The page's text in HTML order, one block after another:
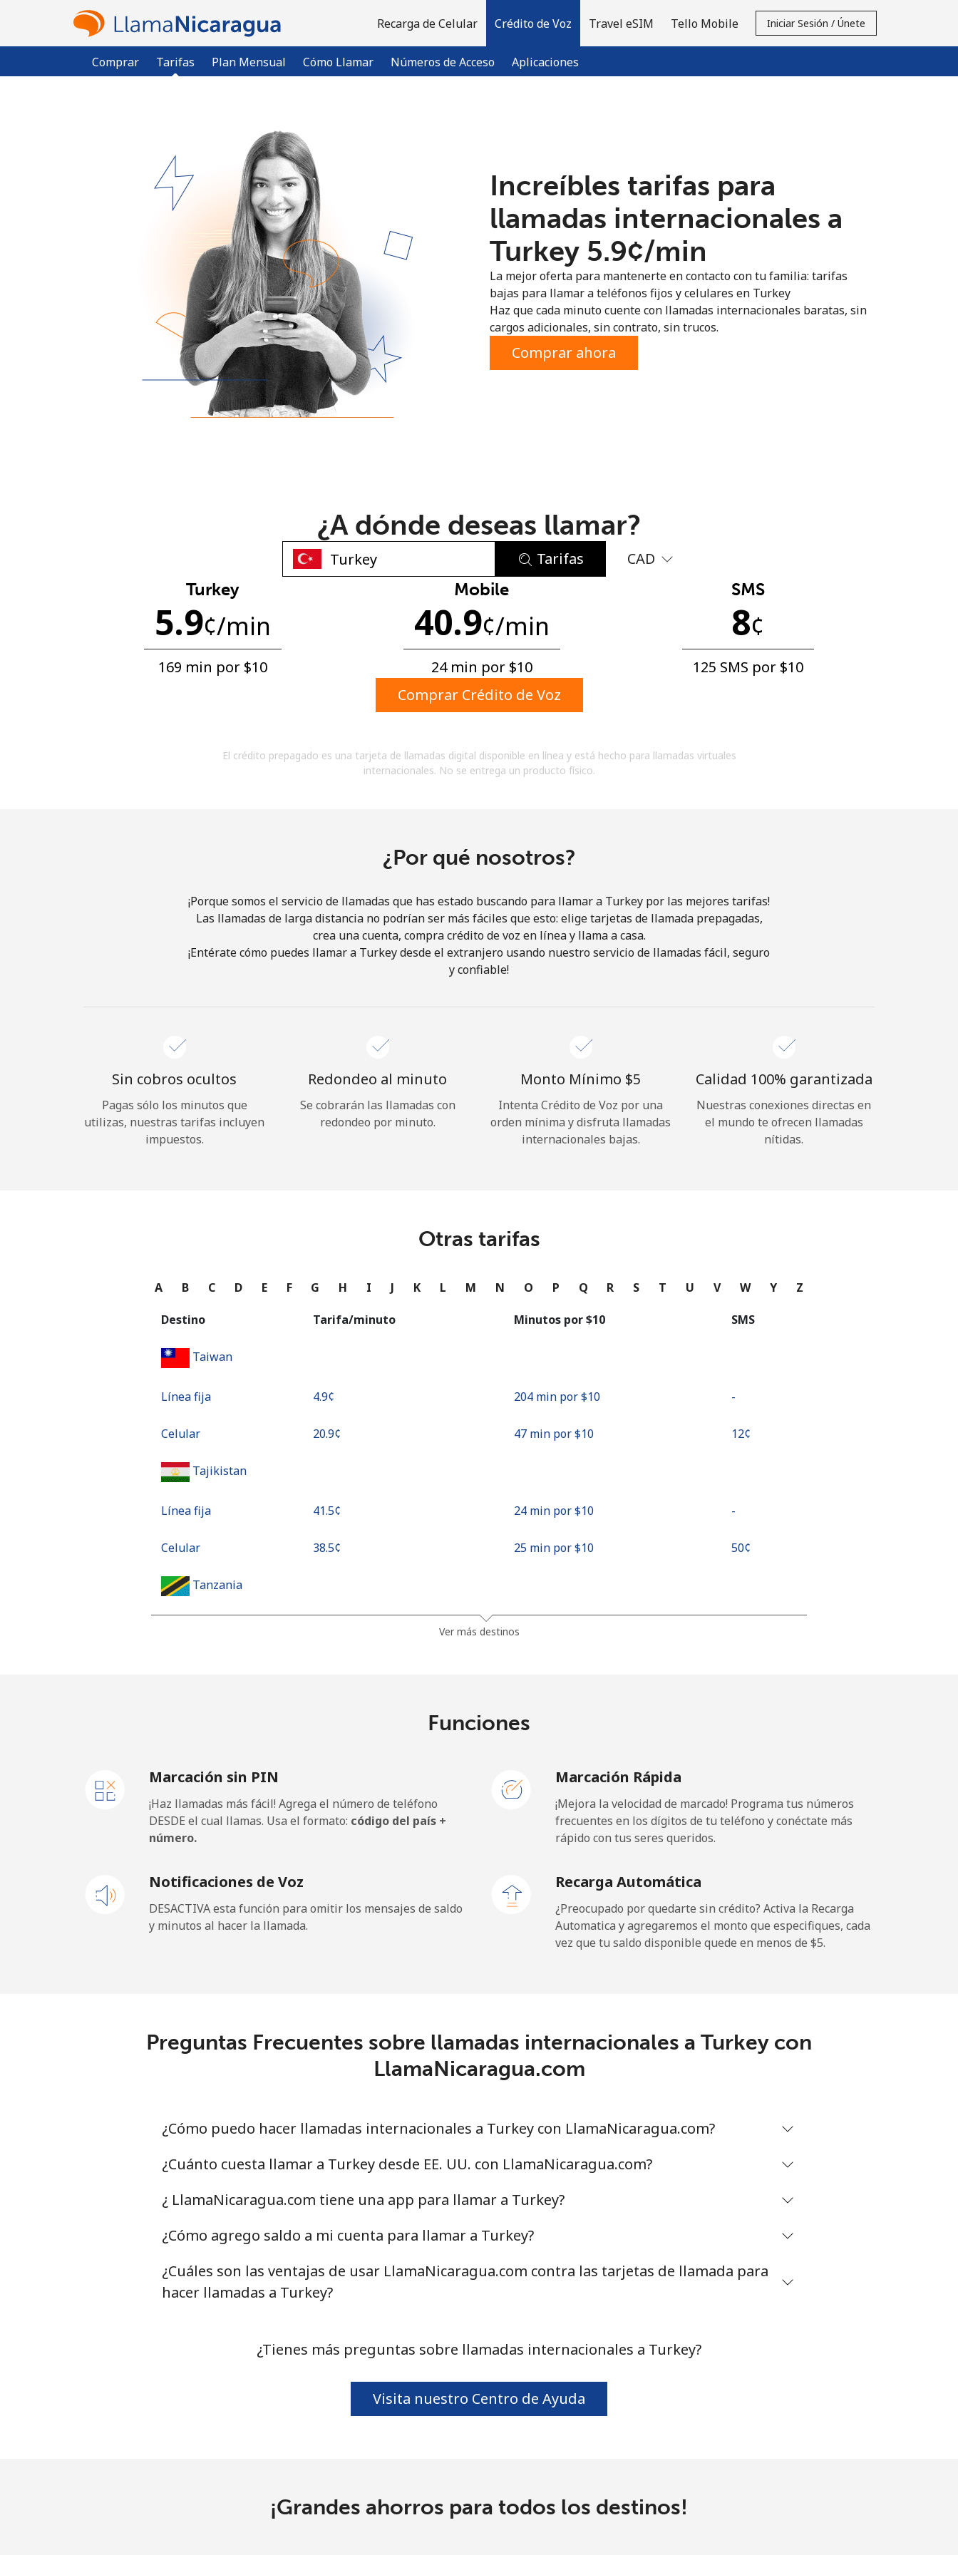
Recarga de Celular Crédito de Voz
Comprar Tarifas Plan Mensual Cómo Llamar Números de Acceso Aplicaciones
Travel eSIM Tello Mobile Iniciar Sesión / Únete
¿Ya tienes una cuenta? Inicia sesión →
Regístrate con
No se ha creado una contraseña
Mínimo 8 caracteres
Una letra mayúscula y una minúscula
Un caracter especial
acuerdo con estos
Términos y condiciones.
Únete
¡Hola!
Iniciar Sesión
Continuar con
Increíbles tarifas para
llamadas internacionales a
Turkey ⁦5.9¢⁩/min
La mejor oferta para mantenerte en contacto con tu familia: tarifas
bajas para llamar a teléfonos fijos y celulares en Turkey
Haz que cada minuto cuente con llamadas internacionales baratas, sin
cargos adicionales, sin contrato, sin trucos.
Comprar ahora
¿A dónde deseas llamar?
Tarifas CAD
Turkey
5.9¢/min
169 min por ⁦$10⁩
Mobile
40.9¢/min
24 min por ⁦$10⁩
SMS
8¢
125 SMS por ⁦$10⁩
Comprar Crédito de Voz
El crédito prepagado es una tarjeta de llamadas digital disponible en línea y está hecho para llamadas virtuales
internacionales. No se entrega un producto físico.
¿Por qué nosotros?
¡Porque somos el servicio de llamadas que has estado buscando para llamar a Turkey por las mejores tarifas!
Las llamadas de larga distancia no podrían ser más fáciles que esto: elige tarjetas de llamada prepagadas,
crea una cuenta, compra crédito de voz en línea y llama a casa.
¡Entérate cómo puedes llamar a Turkey desde el extranjero usando nuestro servicio de llamadas fácil, seguro
y confiable!
Sin cobros ocultos
Pagas sólo los minutos que
utilizas, nuestras tarifas incluyen
impuestos.
Redondeo al minuto
Se cobrarán las llamadas con
redondeo por minuto.
Monto Mínimo ⁦$5⁩
Intenta Crédito de Voz por una
orden mínima y disfruta llamadas
internacionales bajas.
Calidad 100% garantizada
Nuestras conexiones directas en
el mundo te ofrecen llamadas
nítidas.
Otras tarifas
A B C D E F G H I J K L M N O P Q R S T U V W Y Z
Destino Tarifa/minuto Minutos por ⁦$10⁩ SMS
Taiwan
Línea fija ⁦4.9¢⁩ 204 min por ⁦$10⁩ -
Celular ⁦20.9¢⁩ 47 min por ⁦$10⁩ ⁦12¢⁩
Tajikistan
Línea fija ⁦41.5¢⁩ 24 min por ⁦$10⁩ -
Celular ⁦38.5¢⁩ 25 min por ⁦$10⁩ ⁦50¢⁩
Tanzania
Celular 204 min por ⁦$10⁩
Togo
Celular 18 min por ⁦$10⁩
Tokelau
Línea fija ⁦187.5¢⁩ 5 min por ⁦$10⁩ -
5 min por ⁦$10⁩
Línea fija ⁦10.5¢⁩ 95 min por ⁦$10⁩
Celular ⁦30.9¢⁩ 32 min por ⁦$10⁩
Tunisia
Línea fija ⁦151.9¢⁩ 6 min por ⁦$10⁩ -
169 min por ⁦$10⁩
⁦40.5¢⁩ 24 min por ⁦$10⁩
Ver más destinos
Funciones
Marcación sin PIN
¡Haz llamadas más fácil! Agrega el número de teléfono
DESDE el cual llamas. Usa el formato: código del país +
número.
Marcación Rápida
¡Mejora la velocidad de marcado! Programa tus números
frecuentes en los dígitos de tu teléfono y conéctate más
rápido con tus seres queridos.
Notificaciones de Voz
DESACTIVA esta función para omitir los mensajes de saldo
y minutos al hacer la llamada.
Recarga Automática
¿Preocupado por quedarte sin crédito? Activa la Recarga
Automatica y agregaremos el monto que especifiques, cada
vez que tu saldo disponible quede en menos de ⁦$5⁩.
Preguntas Frecuentes sobre llamadas internacionales a Turkey con
LlamaNicaragua.com
¿Cómo puedo hacer llamadas internacionales a Turkey con LlamaNicaragua.com?
¿Cuánto cuesta llamar a Turkey desde EE. UU. con LlamaNicaragua.com?
¿ LlamaNicaragua.com tiene una app para llamar a Turkey?
¿Cómo agrego saldo a mi cuenta para llamar a Turkey?
¿Cuáles son las ventajas de usar LlamaNicaragua.com contra las tarjetas de llamada para
hacer llamadas a Turkey?
¿Tienes más preguntas sobre llamadas internacionales a Turkey?
Visita nuestro Centro de Ayuda
¡Grandes ahorros para todos los destinos!